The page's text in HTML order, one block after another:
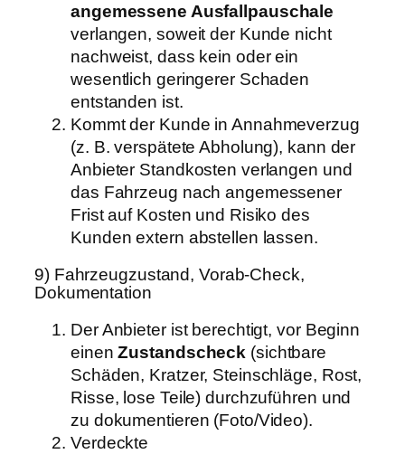
angemessene Ausfallpauschale
verlangen, soweit der Kunde nicht
nachweist, dass kein oder ein
wesentlich geringerer Schaden
entstanden ist.
Kommt der Kunde in Annahmeverzug
(z. B. verspätete Abholung), kann der
Anbieter Standkosten verlangen und
das Fahrzeug nach angemessener
Frist auf Kosten und Risiko des
Kunden extern abstellen lassen.
9) Fahrzeugzustand, Vorab-Check,
Dokumentation
Der Anbieter ist berechtigt, vor Beginn
einenZustandscheck (sichtbare
Schäden, Kratzer, Steinschläge, Rost,
Risse, lose Teile) durchzuführen und
zu dokumentieren (Foto/Video).
Verdeckte